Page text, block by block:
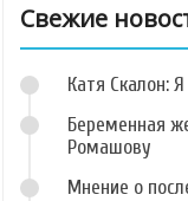
Свежие
Катя Скалон:
Беременная
Ромашову
Мнение о